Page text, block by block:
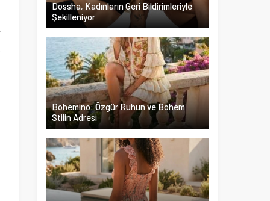
Dossha, Kadınların Geri Bildirimleriyle
Şekilleniyor
Bohemino: Özgür Ruhun ve Bohem
Stilin Adresi